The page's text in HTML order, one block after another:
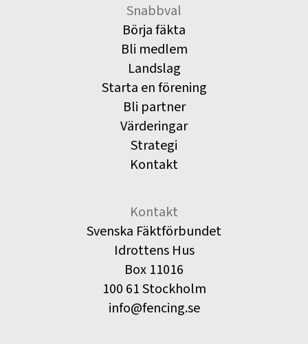
Snabbval
Börja fäkta
Bli medlem
Landslag
Starta en förening
Bli partner
Värderingar
Strategi
Kontakt
Kontakt
Svenska Fäktförbundet
Idrottens Hus
Box 11016
100 61 Stockholm
info@fencing.se